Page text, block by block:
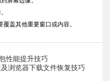
盖其他重要窗口或内容。
性能提升技巧
浏览器下载文件恢复技巧